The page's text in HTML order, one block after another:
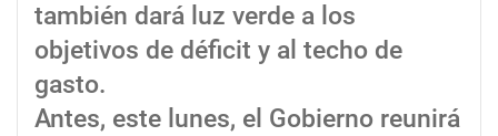
también dará luz verde a los
objetivos de déficit y al techo de
gasto.
Antes, este lunes, el Gobierno reunirá